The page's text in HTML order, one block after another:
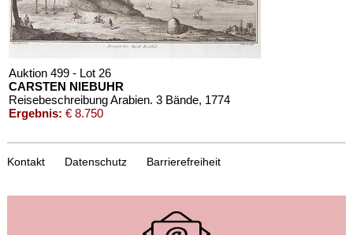
Auktion 610 - Lot 426000310
Auszüge aus den Briefen von Riedesel ... Reise nach America
Auktion 499 - Lot 26
CARSTEN NIEBUHR
Reisebeschreibung Arabien. 3 Bände, 1774
Ergebnis: € 8.750
Kontakt Datenschutz Barrierefreiheit